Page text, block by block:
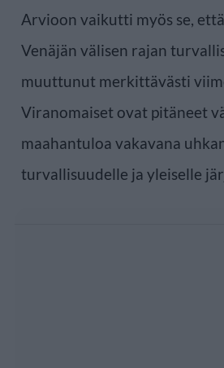
Arvioon vaikutti myös se,
Venäjän välisen rajan
muuttunut merkittävästi
Viranomaiset ovat pitäneet
maahantuloa vakavana
turvallisuudelle ja yleiselle